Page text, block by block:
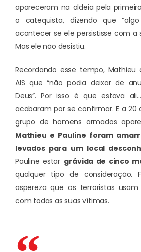
apareceram na aldeia pela
o catequista, dizendo que
acontecer se ele persistisse com a
Mas ele não desistiu.
Recordando esse tempo,
AIS que “não podia deixar de
Deus”. Por isso é que estava
acabaram por se confirmar. E a 20
grupo de homens armados
Mathieu e Pauline foram
levados para um local
Pauline estar grávida de cinco
qualquer tipo de
aspereza que os terroristas
com todas as suas vítimas.